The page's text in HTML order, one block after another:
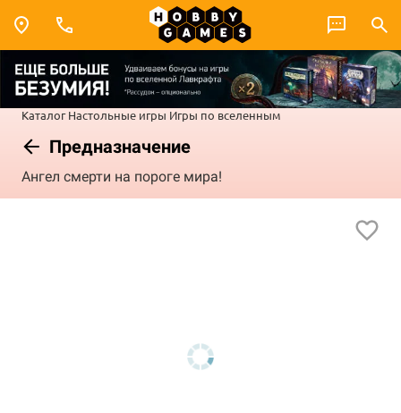
Каталог Настольные игры Игры по вселенным
Предназначение
Ангел смерти на пороге мира!